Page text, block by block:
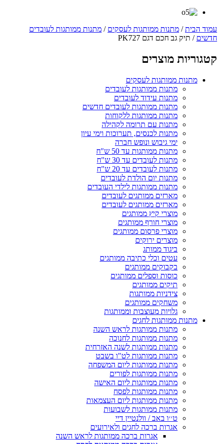
עמוד הבית/ מתנות ממותגות לעסקים / מתנות ממותגות לעובדים
חדשים / תיק גב חכם דגם PK727
קטגוריות מוצרים
מתנות ממותגות לעסקים
מתנות ממותגות לעובדים
מתנות עידוד לעובדים
מתנות ממותגות לעובדים חדשים
מתנות ממותגות ללקוחות
מתנות עם תרומה לקהילה
מתנות לכנסים, תערוכות וימי עיון
ימי גיבוש ונופש חברה
מתנות ממותגות עד 50 ש"ח
מתנות לעובדים עד 30 ש"ח
מתנות לעובדים עד 20 ש"ח
מתנות יום הולדת לעובדים
מתנות ממותגות לילדי העובדים
מארזים ממותגים לעובדים
מארזים ממותגים לעובדים
מוצרי קיץ ממותגים
מוצרי חורף ממותגים
מוצרי פרסום ממותגים
מוצרים ירוקים
ביגוד ממותג
עטים וכלי כתיבה ממותגים
בקבוקים ממותגים
כוסות וספלים ממותגים
תיקים ממותגים
צידניות ממותגות
משחקים ממותגים
גלויות מעוצבות וממותגות
מתנות ממותגות לחגים
מתנות ממותגות לראש השנה
מתנות ממותגות לחנוכה
מתנות ממותגות לשנה האזרחית
מתנות ממותגות לט"ו בשבט
מתנות ממותגות ליום המשפחה
מתנות ממותגות לפורים
מתנות ממותגות ליום האישה
מתנות ממותגות לפסח
מתנות ממותגות ליום העצמאות
מתנות ממותגות לשבועות
ט׳׳ו באב / וולנטיין דיי
אגרות ברכה לחגים ולאירועים
אגרות ברכה ממותגות לראש השנה